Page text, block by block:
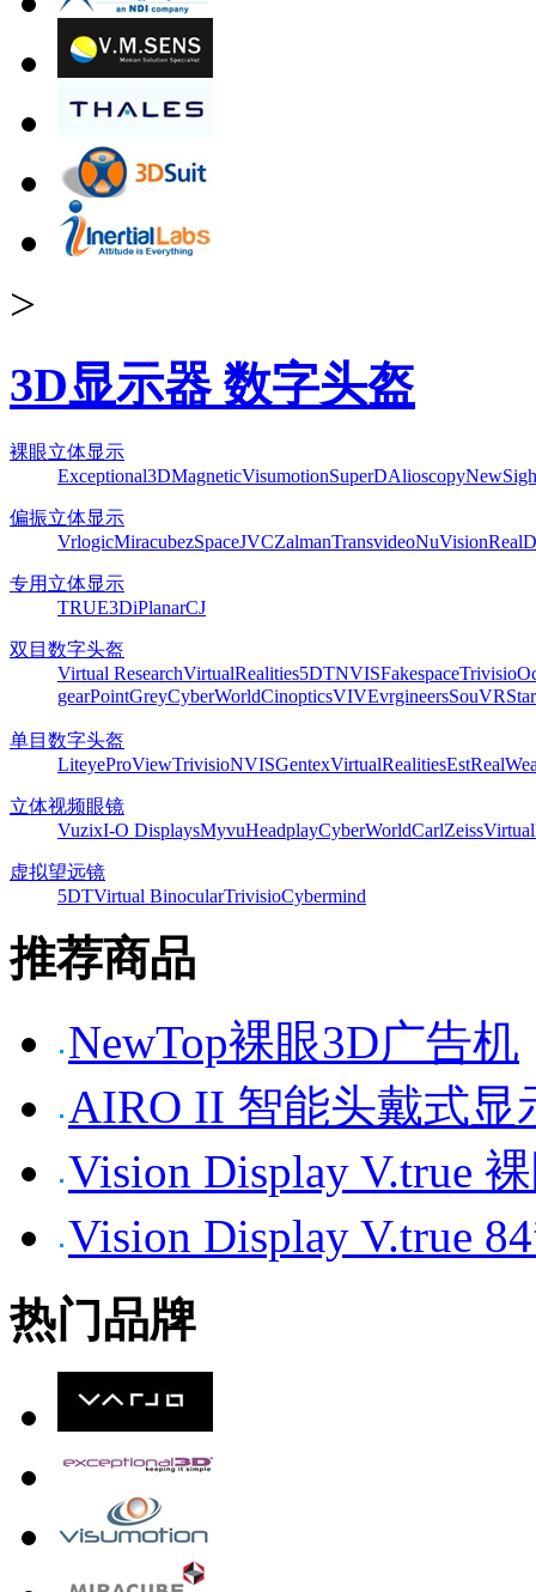
>
3D显示器 数字头盔
裸眼立体显示
Exceptional3DMagneticVisumotionSuperDAlioscopy
偏振立体显示
VrlogicMiracubezSpaceJVCZalmanTransvideoNuVisionRealD
专用立体显示
TRUE3DiPlanarCJ
双目数字头盔
Virtual ResearchVirtualRealities5DTNVISFakespaceTrivisio
gearPointGreyCyberWorldCinopticsVIVEvrgineersSouVR
单目数字头盔
LiteyeProViewTrivisioNVISGentexVirtualRealitiesEst
立体视频眼镜
VuzixI-O DisplaysMyvuHeadplayCyberWorldCarlZeiss
虚拟望远镜
5DTVirtual BinocularTrivisioCybermind
推荐商品
NewTop裸眼3D广告机
AIRO II 智能头戴式显
Vision Display V.true
Vision Display V.true
热门品牌